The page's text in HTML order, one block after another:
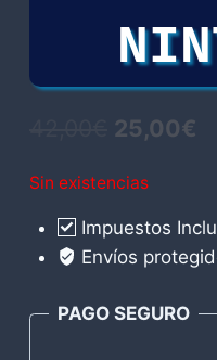
El
era:
42,00€.
25,00€
Sin existencias
Impuestos
Envíos
PAGO SEGURO